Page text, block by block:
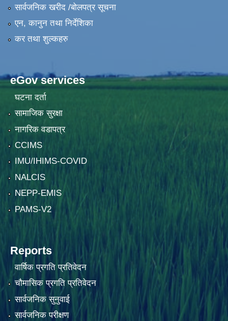
सार्वजनिक खरीद /बोलपत्र सूचना
एन, कानुन तथा निर्देशिका
कर तथा शुल्कहरु
eGov services
घटना दर्ता
सामाजिक सुरक्षा
नागरिक वडापत्र
CCIMS
IMU/IHIMS-COVID
NALCIS
NEPP-EMIS
PAMS-V2
Reports
वार्षिक प्रगति प्रतिवेदन
चौमासिक प्रगति प्रतिवेदन
सार्वजनिक सुनुवाई
सार्वजनिक परीक्षण